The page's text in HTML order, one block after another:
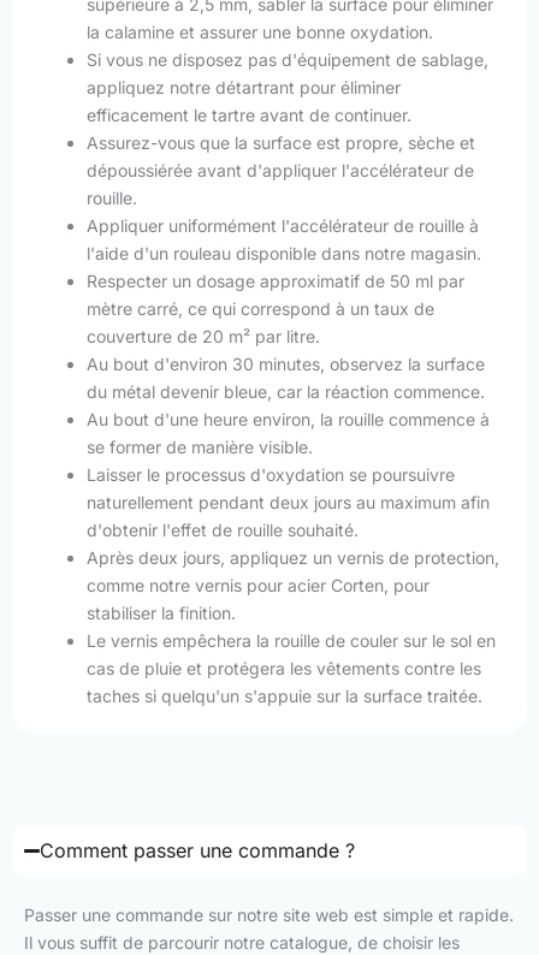
la calamine et assurer une bonne oxydation.
Si vous ne disposez pas d'équipement de sablage,
appliquez notre détartrant pour éliminer
efficacement le tartre avant de continuer.
Assurez-vous que la surface est propre, sèche et
dépoussiérée avant d'appliquer l'accélérateur de
rouille.
Appliquer uniformément l'accélérateur de rouille à
l'aide d'un rouleau disponible dans notre magasin.
Respecter un dosage approximatif de 50 ml par
mètre carré, ce qui correspond à un taux de
couverture de 20 m² par litre.
Au bout d'environ 30 minutes, observez la surface
du métal devenir bleue, car la réaction commence.
Au bout d'une heure environ, la rouille commence à
se former de manière visible.
Laisser le processus d'oxydation se poursuivre
naturellement pendant deux jours au maximum afin
d'obtenir l'effet de rouille souhaité.
Après deux jours, appliquez un vernis de protection,
comme notre vernis pour acier Corten, pour
stabiliser la finition.
Le vernis empêchera la rouille de couler sur le sol en
cas de pluie et protégera les vêtements contre les
taches si quelqu'un s'appuie sur la surface traitée.
Comment passer une commande ?
Passer une commande sur notre site web est simple et rapide.
Il vous suffit de parcourir notre catalogue, de choisir les